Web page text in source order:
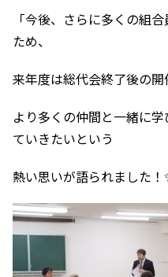
「今後、さらに多くの組
ため、
来年度は総代会終了後の開
より多くの仲間と一緒に
ていきたいという
熱い思いが語られました！